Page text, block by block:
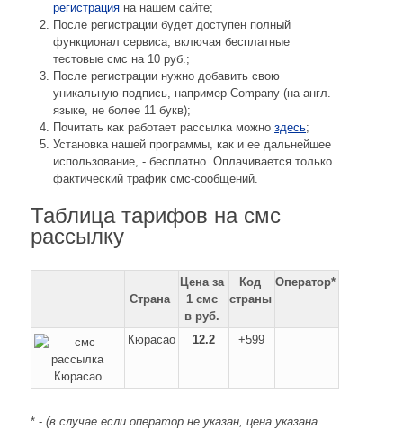
регистрация на нашем сайте;
После регистрации будет доступен полный
функционал сервиса, включая бесплатные
тестовые смс на 10 руб.;
После регистрации нужно добавить свою
уникальную подпись, например Company (на англ.
языке, не более 11 букв);
Почитать как работает рассылка можноздесь;
Установка нашей программы, как и ее дальнейшее
использование, - бесплатно. Оплачивается только
фактический трафик смс-сообщений.
Таблица тарифов на смс
рассылку
Страна
Цена за
1 смс
в руб.
Код
страны
Оператор*
Кюрасао 12.2 +599
* - (в случае если оператор не указан, цена указана